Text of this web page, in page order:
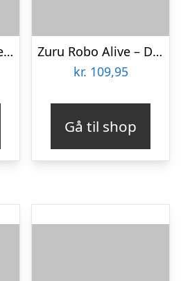
Clementoni Science & Play Robotics Dino-Bot Triceratops
Zuru Robo Alive – Dino Dna – Dinosaur Robot – Series 1
kr. 109,95
Gå til shop